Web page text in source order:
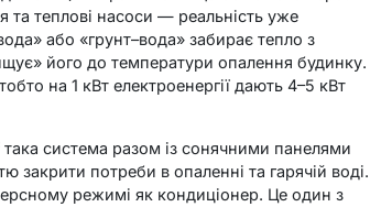
та теплові насоси — реальність уже
або «грунт–вода» забирає тепло з
його до температури опалення будинку.
на 1 кВт електроенергії дають 4–5 кВт
система разом із сонячними панелями
закрити потреби в опаленні та гарячій воді.
режимі як кондиціонер. Це один з